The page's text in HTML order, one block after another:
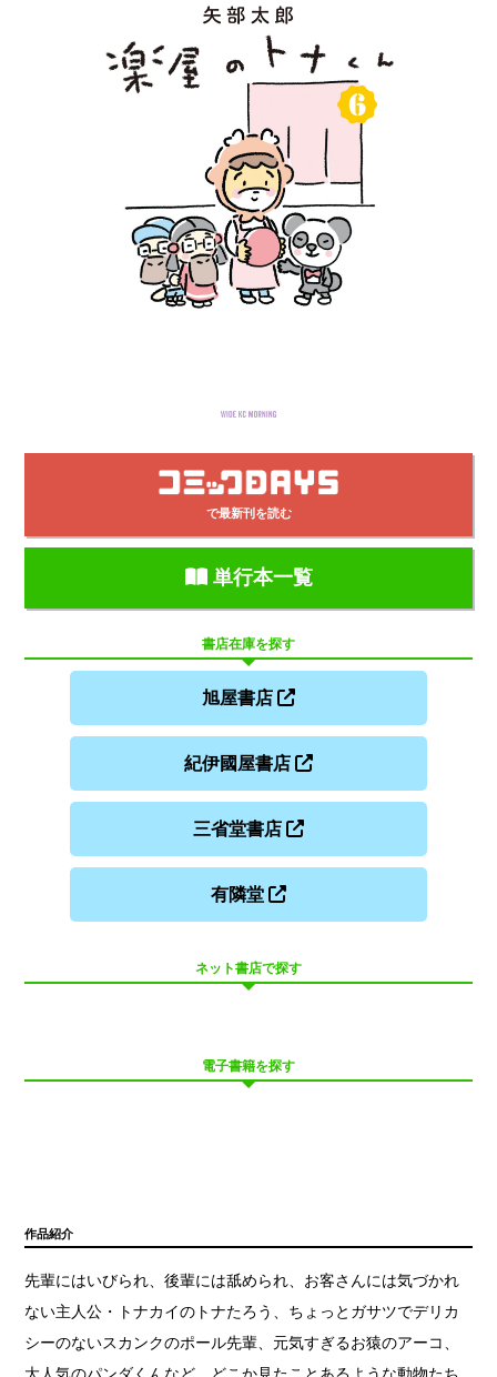
で最新刊を読む
単行本一覧
書店在庫を探す
旭屋書店
紀伊國屋書店
三省堂書店
有隣堂
ネット書店で探す
電子書籍を探す
作品紹介
先輩にはいびられ、後輩には舐められ、お客さんには気づかれ
ない主人公・トナカイのトナたろう、ちょっとガサツでデリカ
シーのないスカンクのポール先輩、元気すぎるお猿のアーコ、